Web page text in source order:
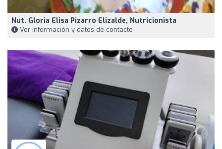
Nut. Gloria Elisa Pizarro Elizalde, Nutricionista
Ver información y datos de contacto